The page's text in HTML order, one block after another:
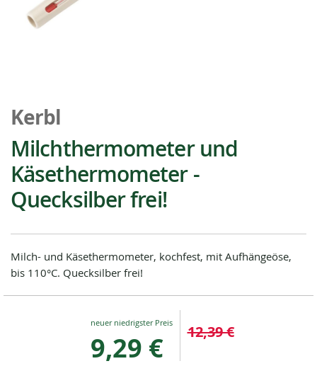
Anfang
der
Bildgalerie
springen
Kerbl
Milchthermometer und
Käsethermometer -
Quecksilber frei!
Milch- und Käsethermometer, kochfest, mit Aufhängeöse,
bis 110°C. Quecksilber frei!
Special
9,29 € 12,39 €